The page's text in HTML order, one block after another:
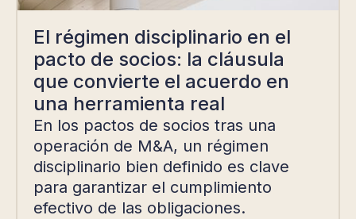
El régimen disciplinario en el
pacto de socios: la cláusula
que convierte el acuerdo en
una herramienta real
En los pactos de socios tras una
operación de M&A, un régimen
disciplinario bien definido es clave
para garantizar el cumplimiento
efectivo de las obligaciones.